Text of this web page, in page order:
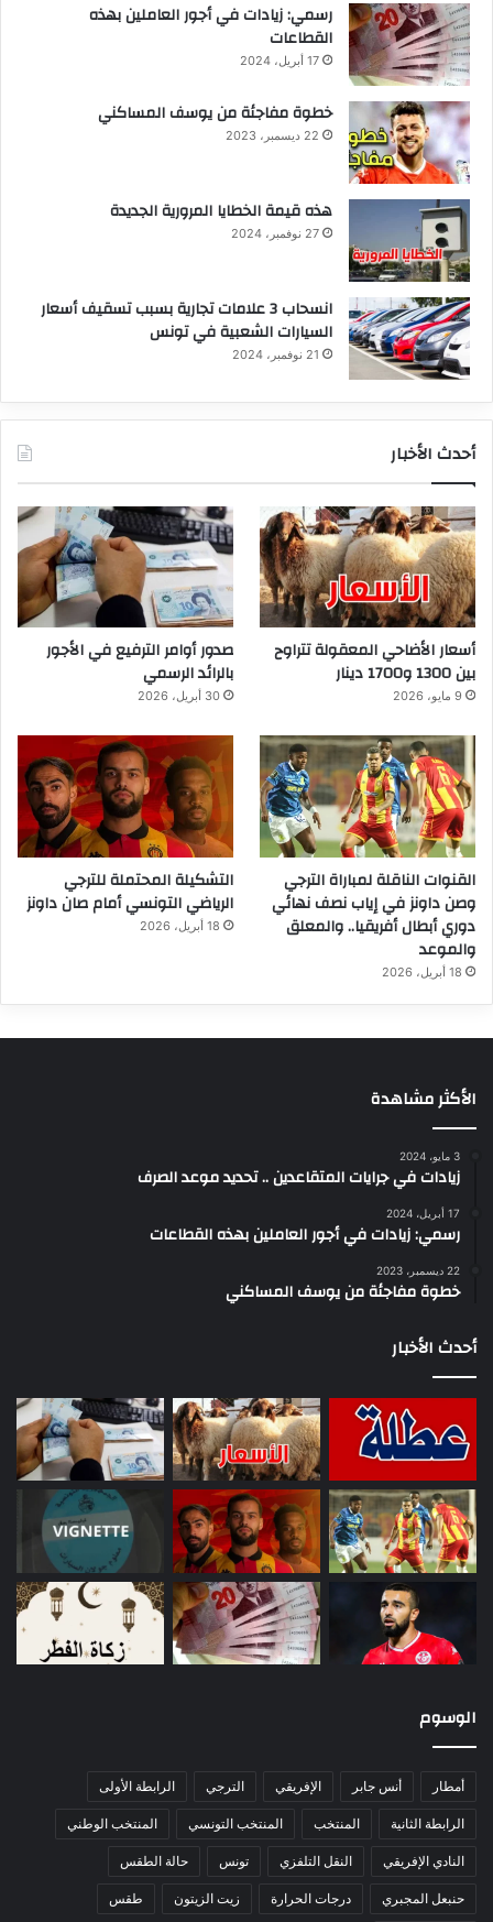
رسمي: زيادات في أجور العاملين بهذه
القطاعات
17 أبريل، 2024
خطوة مفاجئة من يوسف المساكني
22 ديسمبر، 2023
هذه قيمة الخطايا المرورية الجديدة
27 نوفمبر، 2024
انسحاب 3 علامات تجارية بسبب تسقيف أسعار
السيارات الشعبية في تونس
21 نوفمبر، 2024
أحدث الأخبار
أسعار الأضاحي المعقولة تتراوح
بين 1300 و1700 دينار
9 مايو، 2026
صدور أوامر الترفيع في الأجور
بالرائد الرسمي
30 أبريل، 2026
القنوات الناقلة لمباراة الترجي
وصن داونز في إياب نصف نهائي
دوري أبطال أفريقيا.. والمعلق
والموعد
18 أبريل، 2026
التشكيلة المحتملة للترجي
الرياضي التونسي أمام صان داونز
18 أبريل، 2026
الأكثر مشاهدة
3 مايو، 2024
زيادات في جرايات المتقاعدين .. تحديد موعد الصرف
17 أبريل، 2024
رسمي: زيادات في أجور العاملين بهذه القطاعات
22 ديسمبر، 2023
خطوة مفاجئة من يوسف المساكني
أحدث الأخبار
الوسوم
أمطار أنس جابر الإفريقي الترجي الرابطة الأولى
الرابطة الثانية المنتخب المنتخب التونسي المنتخب الوطني
النادي الإفريقي النقل التلفزي تونس حالة الطقس
حنبعل المجبري درجات الحرارة زيت الزيتون طقس